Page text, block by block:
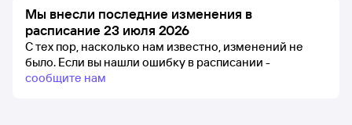
Мы внесли последние изменения в
расписание 23 июля 2026
С тех пор, насколько нам известно, изменений не
было. Если вы нашли ошибку в расписании -
сообщите нам